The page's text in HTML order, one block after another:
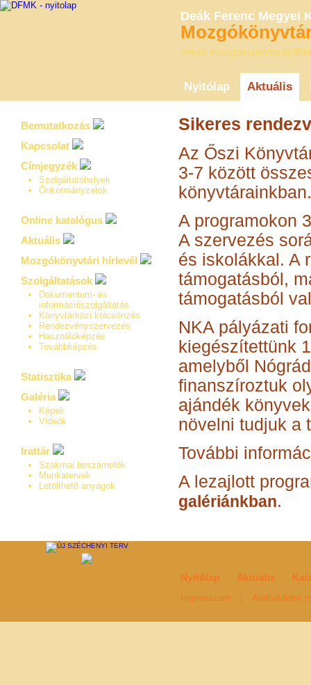
Deák Ferenc Megyei
email:
Nyitólap Aktuális
Bemutatkozás
Kapcsolat
Címjegyzék
Szolgáltatóhelyek
Önkormányzatok
Online katalógus
Aktuális
Mozgókönyvtári hírlevél
Szolgáltatások
Dokumentum- és
információszolgáltatás
Könyvtárközi kölcsönzés
Rendezvényszervezés
Használóképzés
Továbbképzés
Statisztika
Galéria
Képek
Videók
Irattár
Szakmai beszámolók
Munkatervek
Letölthető anyagok
Sikeres
Az Őszi
3-7 között
könyvtárainkban.
A programokon
A szervezés
és iskolákkal. A
támogatásból,
támogatásból
NKA pályázati
kiegészítettünk
amelyből
finanszíroztuk
ajándék
növelni tudjuk a
További
A lezajlott
galériánkban.
Nyitólap Aktuális
Impresszum Adatvédelmi